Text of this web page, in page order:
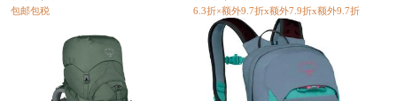
包邮包税 6.3折×额外9.7折x额外7.9折x额外9.7折